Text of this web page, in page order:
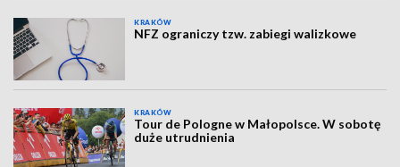
KRAKÓW
NFZ ograniczy tzw. zabiegi walizkowe
KRAKÓW
Tour de Pologne w Małopolsce. W sobotę
duże utrudnienia